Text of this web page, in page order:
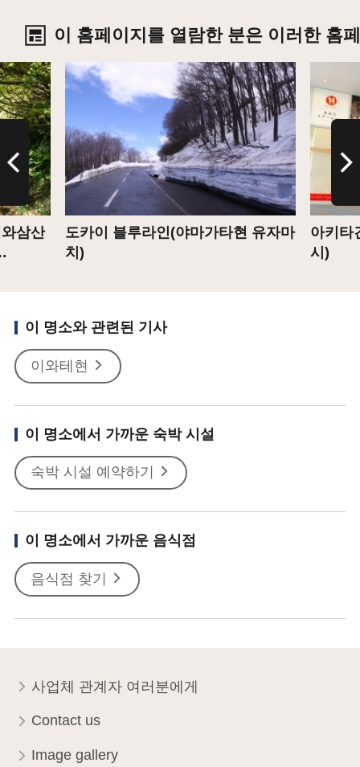
이 홈페이지를 열람한 분은 이러한 홈
삼산
도카이 블루라인(야마가타현 유자마
치)
상세
아키타
시)
이 명소와 관련된 기사
이와테현
이 명소에서 가까운 숙박 시설
숙박 시설 예약하기
이 명소에서 가까운 음식점
음식점 찾기
사업체 관계자 여러분에게
Contact us
Image gallery